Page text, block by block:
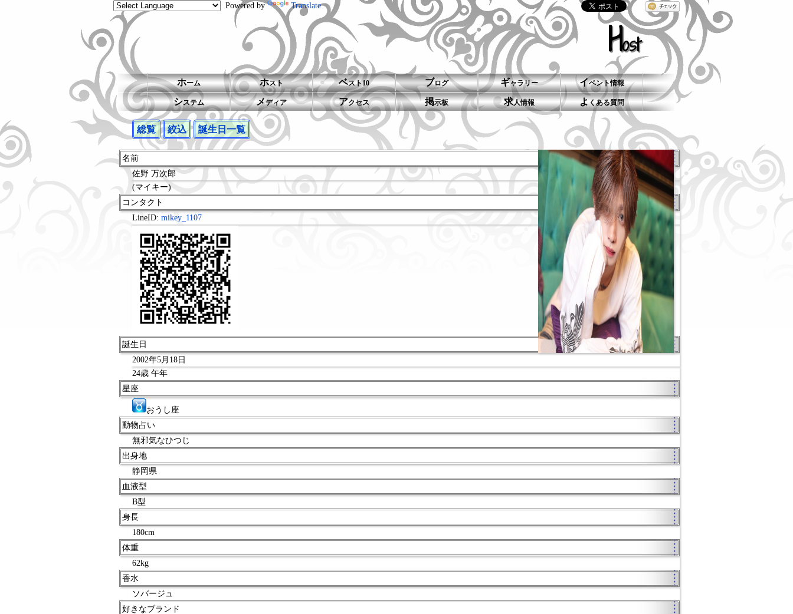
Host
ホーム ホスト ベスト10 ブログ ギャラリー イベント情報
システム メディア アクセス 掲示板 求人情報 よ くある質問
Powered by Translate
総覧 絞込 誕生日一覧
名前
佐野 万次郎
(マイキー)
コンタクト
LineID: mikey_1107
誕生日
2002年5月18日
24歳 午年
星座
おうし座
動物占い
無邪気なひつじ
出身地
静岡県
血液型
B型
身長
180cm
体重
62kg
香水
ソバージュ
好きなブランド